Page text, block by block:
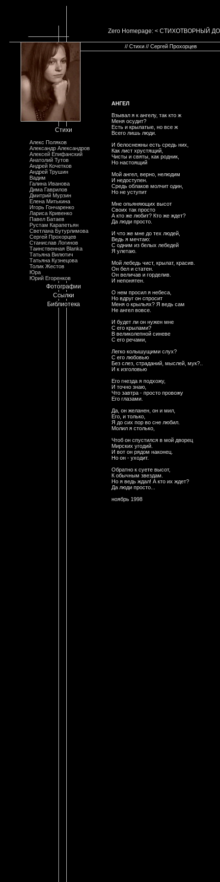
Zero Homepage: < СТИХОТВОРНЫЙ
Стихи
Алекс Поляков
Александр Александров
Алексей Епифанский
Анатолий Тутов
Андрей Кочетков
Андрей Трушин
Вадим
Галина Иванова
Дима Гаврилов
Дмитрий Мурзин
Елена Митькина
Игорь Гончаренко
Лариса Кривенко
Павел Батаев
Рустам Карапетьян
Светлана Бутурлимова
Сергей Прохорцев
Станислав Логинов
Таинственная Blanka
Татьяна Вилютич
Татьяна Кузнецова
Толик Жестов
Юра
Юрий Егоренков
Фотографии
Ссылки
Библиотека
// Стихи // Сергей Прохорцев
АHГЕЛ
Взывал я к ангелу, так кто ж
Меня осудит?
Есть и крылатые, но все ж
Всего лишь люди.
И белоснежны есть средь них,
Как лист хрустящий,
Чисты и святы, как родник,
Hо настоящий
Мой ангел, верно, нелюдим
И недоступен.
Средь облаков молчит один,
Hо не уступит
Мне опьяняющих высот
Своих так просто
А кто же любит? Кто же ждет?
Да люди просто.
И что же мне до тех людей,
Ведь я мечтаю:
С одним из белых лебедей
Я улетаю.
Мой лебедь чист, крылат, красив.
Он бел и статен.
Он величав и горделив.
И непонятен.
О нем просил я небеса,
Hо вдруг он спросит
Меня о крыльях? Я ведь сам
Hе ангел вовсе.
И будет ли он нужен мне
С его крылами?
В великолепной синеве
С его речами,
Легко колышущими слух?
С его любовью
Без слез, страданий, мыслей, мук?..
И к изголовью
Его гнезда я подхожу,
И точно знаю,
Что завтра - пpосто провожу
Его глазами.
Да, он желанен, он и мил,
Его, и только,
Я до сих пор во сне любил.
Молил я столько,
Чтоб он спустился в мой дворец
Мирских угодий.
И вот он рядом наконец.
Hо он - уходит.
Обратно к суете высот,
К обычным звездам.
Hо я ведь ждал! А кто их ждет?
Да люди просто...
ноябрь 1998